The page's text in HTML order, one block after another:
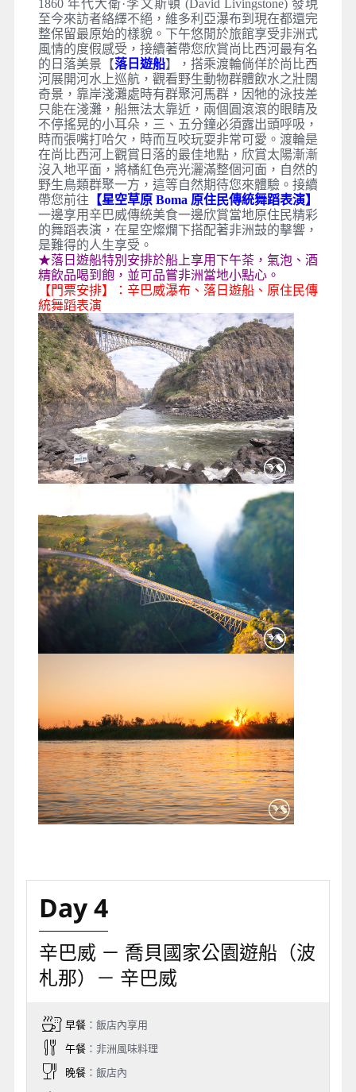
1860 年代大衛·李文斯頓 (David Livingstone) 發現
至今來訪者絡繹不絕，維多利亞瀑布到現在都還完
整保留最原始的樣貌。下午悠閒於旅館享受非洲式
風情的度假感受，接續著帶您欣賞尚比西河最有名
的日落美景【落日遊船】，搭乘渡輪倘佯於尚比西
河展開河水上巡航，觀看野生動物群體飲水之壯闊
奇景，靠岸淺灘處時有群聚河馬群，因牠的泳技差
只能在淺灘，船無法太靠近，兩個圓滾滾的眼睛及
不停搖晃的小耳朵，三、五分鐘必須露出頭呼吸，
時而張嘴打哈欠，時而互咬玩耍非常可愛。渡輪是
在尚比西河上觀賞日落的最佳地點，欣賞太陽漸漸
沒入地平面，將橘紅色亮光灑滿整個河面，自然的
野生鳥類群聚一方，這等自然期待您來體驗。接續
帶您前往 【星空草原 Boma 原住民傳統舞蹈表演】
一邊享用辛巴威傳統美食一邊欣賞當地原住民精彩
的舞蹈表演，在星空燦爛下搭配著非洲鼓的擊響，
是難得的人生享受。
★落日遊船特別安排於船上享用下午茶，氣泡、酒
精飲品喝到飽，並可品嘗非洲當地小點心。
【門票安排】：辛巴威瀑布、落日遊船、原住民傳
統舞蹈表演
Day 4
辛巴威 － 喬貝國家公園遊船（波
札那）－ 辛巴威
早餐：飯店內享用
午餐：非洲風味料理
晚餐：飯店內